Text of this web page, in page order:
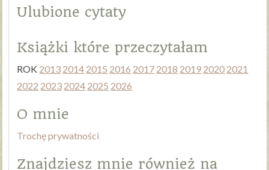
Ulubione cytaty
Książki które przeczytałam
ROK 2013 2014 2015 2016 2017 2018 2019 2020 2021
2022 2023 2024 2025 2026
O mnie
Trochę prywatności
Znajdziesz mnie również na